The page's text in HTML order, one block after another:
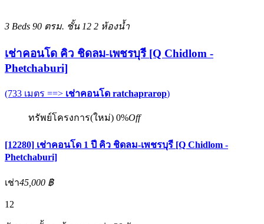
3 Beds 90 ตรม. ชั้น 12 2 ห้องน้ำ
เช่าคอนโด คิว ชิดลม-เพชรบุรี [Q Chidlom -
Phetchaburi]
(733 เมตร ==> เช่าคอนโด ratchaprarop)
ทรัพย์โครงการ(ใหม่) 0%Off
[12280] เช่าคอนโด 1 ปี คิว ชิดลม-เพชรบุรี [Q Chidlom -
Phetchaburi]
เช่า45,000 ฿
12